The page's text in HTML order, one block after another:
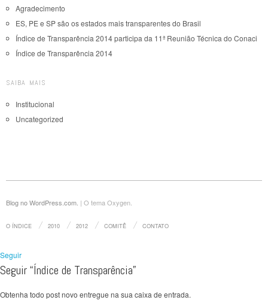
Agradecimento
ES, PE e SP são os estados mais transparentes do Brasil
Índice de Transparência 2014 participa da 11ª Reunião Técnica do Conaci
Índice de Transparência 2014
SAIBA MAIS
Institucional
Uncategorized
Blog no WordPress.com. | O tema Oxygen.
O ÍNDICE 2010 2012 COMITÊ CONTATO
Seguir
Seguir “Índice de Transparência”
Obtenha todo post novo entregue na sua caixa de entrada.